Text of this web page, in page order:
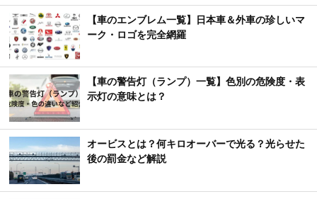
【車のエンブレム一覧】日本車＆外車の珍しいマ
ーク・ロゴを完全網羅
【車の警告灯（ランプ）一覧】色別の危険度・表
示灯の意味とは？
オービスとは？何キロオーバーで光る？光らせた
後の罰金など解説